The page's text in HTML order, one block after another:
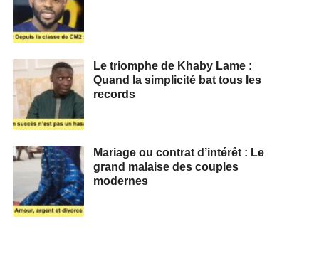
Le triomphe de Khaby Lame :
Quand la simplicité bat tous les
records
Mariage ou contrat d’intérêt : Le
grand malaise des couples
modernes